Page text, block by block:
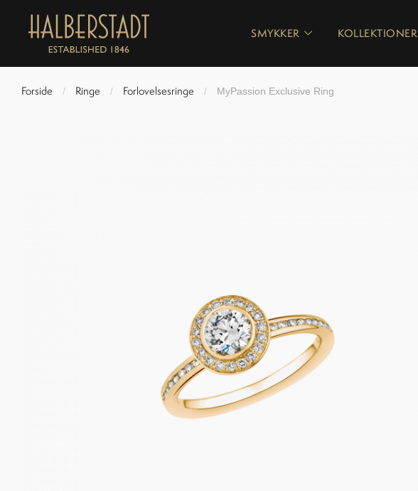
SMYKKER KOLLEKTIONER
Forside / Ringe / Forlovelsesringe / MyPassion Exclusive Ring